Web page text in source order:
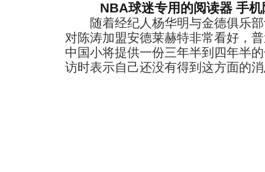
NBA球迷专用的阅读器 手
随着经纪人杨华明与金德俱乐部
对陈涛加盟安德莱赫特非常看好，
中国小将提供一份三年半到四年半
访时表示自己还没有得到这方面的